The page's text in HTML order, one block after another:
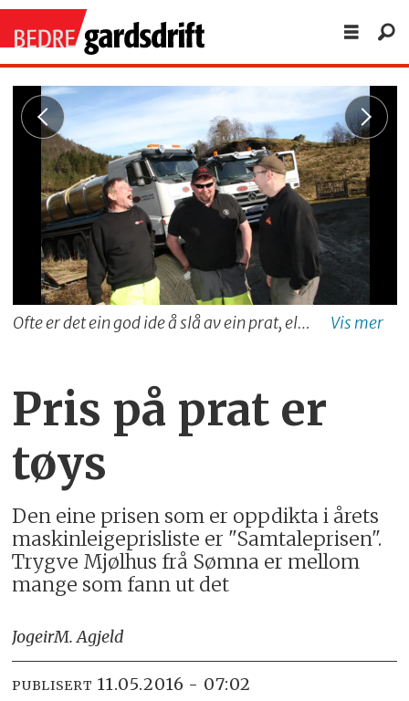
Ofte er det ein god ide å slå av ein prat, eller for den del dra ei skrøne. Sjølv om slike påfunn ikkje er oppført i Bedre Gardsdrifts maskinleigeprisliste.
Pris på prat er
tøys
Den eine prisen som er oppdikta i årets
maskinleigeprisliste er "Samtaleprisen".
Trygve Mjølhus frå Sømna er mellom
mange som fann ut det
JogeirM. Agjeld
PUBLISERT 11.05.2016 - 07:02